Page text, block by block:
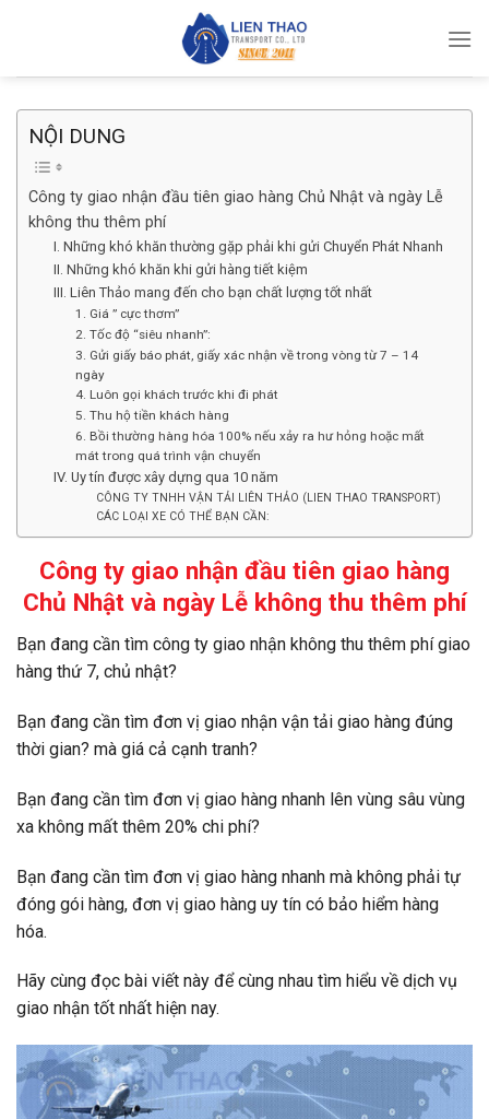
NỘI DUNG
Công ty giao nhận đầu tiên giao hàng Chủ Nhật và ngày Lễ
không thu thêm phí
I. Những khó khăn thường gặp phải khi gửi Chuyển Phát Nhanh
II. Những khó khăn khi gửi hàng tiết kiệm
III. Liên Thảo mang đến cho bạn chất lượng tốt nhất
1. Giá ” cực thơm”
2. Tốc độ “siêu nhanh”:
3. Gửi giấy báo phát, giấy xác nhận về trong vòng từ 7 – 14
ngày
4. Luôn gọi khách trước khi đi phát
5. Thu hộ tiền khách hàng
6. Bồi thường hàng hóa 100% nếu xảy ra hư hỏng hoặc mất
mát trong quá trình vận chuyển
IV. Uy tín được xây dựng qua 10 năm
CÔNG TY TNHH VẬN TẢI LIÊN THẢO (LIEN THAO TRANSPORT)
CÁC LOẠI XE CÓ THỂ BẠN CẦN:
Công ty giao nhận đầu tiên giao hàng
Chủ Nhật và ngày Lễ không thu thêm phí
Bạn đang cần tìm công ty giao nhận không thu thêm phí giao
hàng thứ 7, chủ nhật?
Bạn đang cần tìm đơn vị giao nhận vận tải giao hàng đúng
thời gian? mà giá cả cạnh tranh?
Bạn đang cần tìm đơn vị giao hàng nhanh lên vùng sâu vùng
xa không mất thêm 20% chi phí?
Bạn đang cần tìm đơn vị giao hàng nhanh mà không phải tự
đóng gói hàng, đơn vị giao hàng uy tín có bảo hiểm hàng
hóa.
Hãy cùng đọc bài viết này để cùng nhau tìm hiểu về dịch vụ
giao nhận tốt nhất hiện nay.